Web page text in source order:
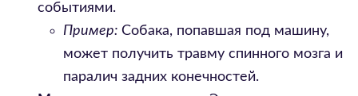
событиями.
Пример: Собака, попавшая под машину,
может получить травму спинного мозга и
паралич задних конечностей.